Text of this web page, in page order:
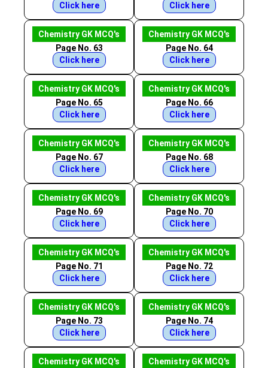
Click here Click here
Chemistry GK MCQ's
Page No. 63
Click here
Chemistry GK MCQ's
Page No. 64
Click here
Chemistry GK MCQ's
Page No. 65
Click here
Chemistry GK MCQ's
Page No. 66
Click here
Chemistry GK MCQ's
Page No. 67
Click here
Chemistry GK MCQ's
Page No. 68
Click here
Chemistry GK MCQ's
Page No. 69
Click here
Chemistry GK MCQ's
Page No. 70
Click here
Chemistry GK MCQ's
Page No. 71
Click here
Chemistry GK MCQ's
Page No. 72
Click here
Chemistry GK MCQ's
Page No. 73
Click here
Chemistry GK MCQ's
Page No. 74
Click here
Chemistry GK MCQ's
Chemistry GK MCQ's